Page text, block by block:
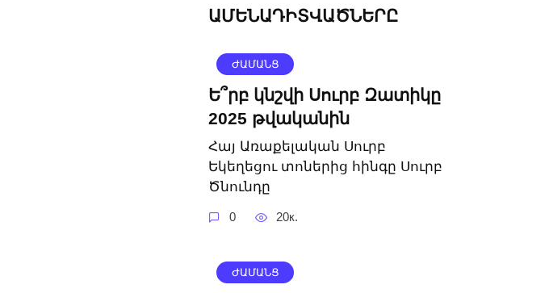
ԱՄԵՆԱԴԻՏՎԱԾՆԵՐԸ
ԺԱՄԱՆՑ
Ե՞րբ կնշվի Սուրբ Զատիկը
2025 թվականին
Հայ Առաքելական Սուրբ
Եկեղեցու տոներից հինգը Սուրբ
Ծնունդը
0 20к.
ԺԱՄԱՆՑ